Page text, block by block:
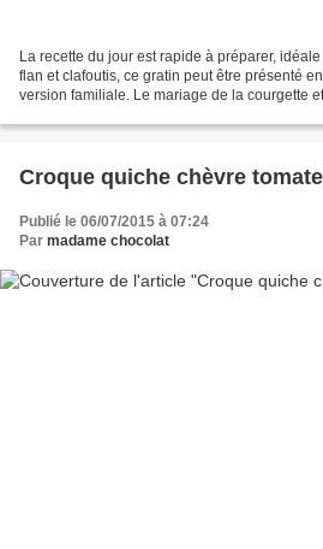
La recette du jour est rapide à préparer,
flan et clafoutis, ce gratin peut être présenté
version familiale. Le mariage de la courgette
Croque quiche chèvre
Publié le 06/07/2015 à 07:24
Par madame chocolat